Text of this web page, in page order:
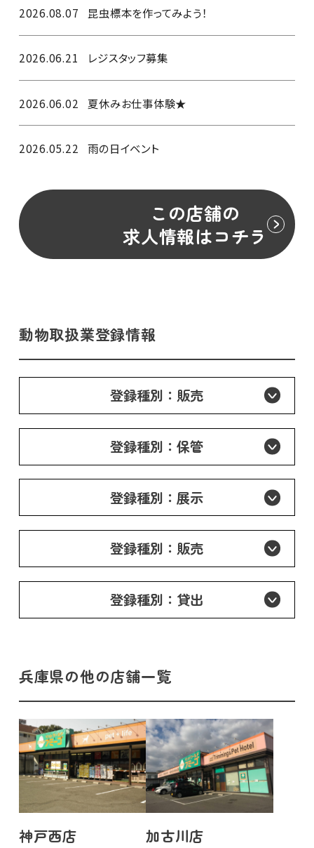
2026.08.07 昆虫標本を作ってみよう！
2026.06.21 レジスタッフ募集
2026.06.02 夏休みお仕事体験★
2026.05.22 雨の日イベント
この店舗の
求人情報はコチラ
動物取扱業登録情報
登録種別：販売
登録種別：保管
登録種別：展示
登録種別：販売
登録種別：貸出
兵庫県の他の店舗一覧
神戸西店 加古川店